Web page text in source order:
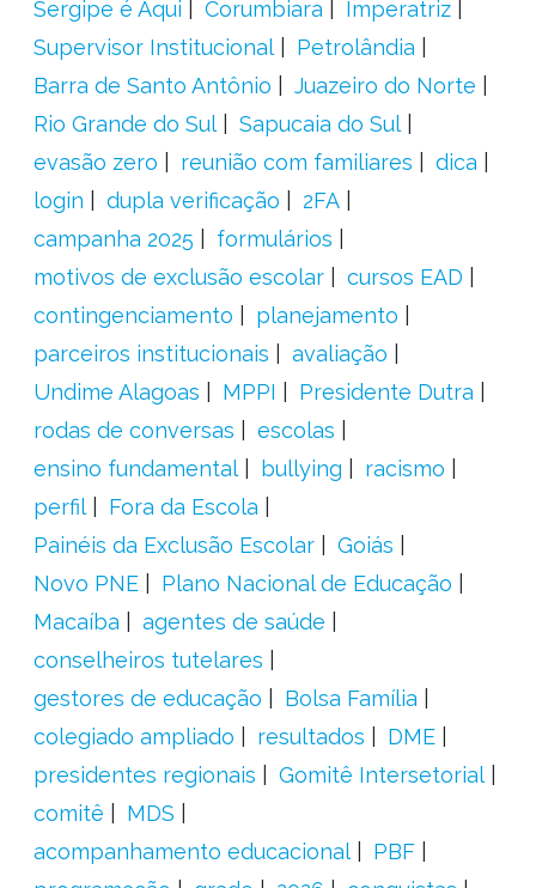
Sergipe é Aqui
Corumbiara
Imperatriz
Supervisor Institucional
Petrolândia
Barra de Santo Antônio
Juazeiro do Norte
Rio Grande do Sul
Sapucaia do Sul
evasão zero
reunião com familiares
dica
login
dupla verificação
2FA
campanha 2025
formulários
motivos de exclusão escolar
cursos EAD
contingenciamento
planejamento
parceiros institucionais
avaliação
Undime Alagoas
MPPI
Presidente Dutra
rodas de conversas
escolas
ensino fundamental
bullying
racismo
perfil
Fora da Escola
Painéis da Exclusão Escolar
Goiás
Novo PNE
Plano Nacional de Educação
Macaíba
agentes de saúde
conselheiros tutelares
gestores de educação
Bolsa Família
colegiado ampliado
resultados
DME
presidentes regionais
Gomitê Intersetorial
comitê
MDS
acompanhamento educacional
PBF